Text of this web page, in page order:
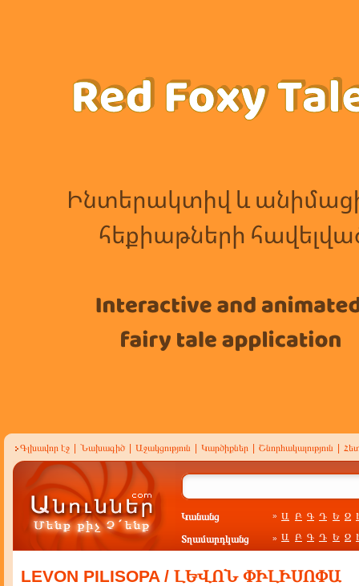
Գլխավոր էջ Նախագիծ Աջակցություն Կարծիքներ Շնորհակալություն
Կանանց » Ա Բ Գ Դ Ե Զ
Տղամարդկանց » Ա Բ Գ Դ Ե Զ
LEVON PILISOPA / ԼԵՎՈՆ ՓԻԼԻՍՈՓԱ